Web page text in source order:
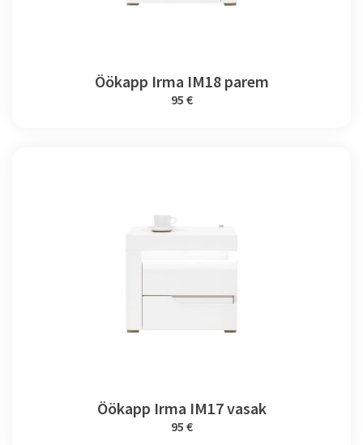
Öökapp Irma IM18 parem
95 €
Öökapp Irma IM17 vasak
95 €